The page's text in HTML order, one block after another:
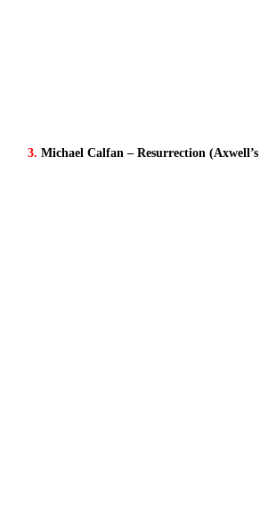
3. Michael Calfan – Resurrection